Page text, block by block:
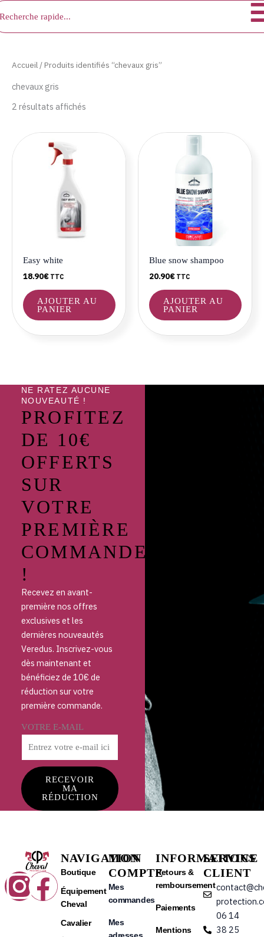
au
contenu
Accueil / Produits identifiés “chevaux gris”
chevaux gris
2 résultats affichés
Easy white
18.90€ TTC
AJOUTER AU
PANIER
Blue snow shampoo
20.90€ TTC
AJOUTER AU
PANIER
NE RATEZ AUCUNE
NOUVEAUTÉ !
PROFITEZ
DE 10€
OFFERTS
SUR
VOTRE
PREMIÈRE
COMMANDE
!
Recevez en avant-
première nos offres
exclusives et les
dernières nouveautés
Veredus. Inscrivez-vous
dès maintenant et
bénéficiez de 10€ de
réduction sur votre
première commande.
VOTRE E-MAIL
RECEVOIR
MA
RÉDUCTION
Instagram
Facebook
NAVIGATION
Boutique
Équipement
Cheval
Cavalier
MON
COMPTE
Mes
commandes
Mes
adresses
INFORMATIONS
Retours &
remboursement
Paiements
Mentions
SERVICE
CLIENT
06 14
38 25